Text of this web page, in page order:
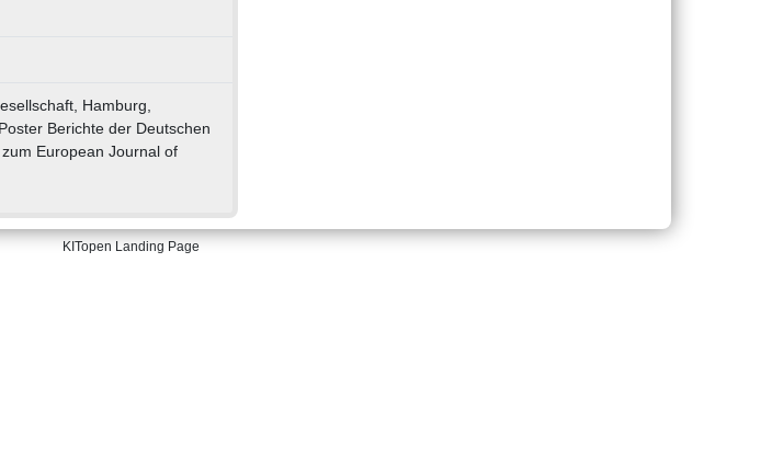
Hamburg,
Berichte der Deutschen
European Journal of
KITopen Landing Page